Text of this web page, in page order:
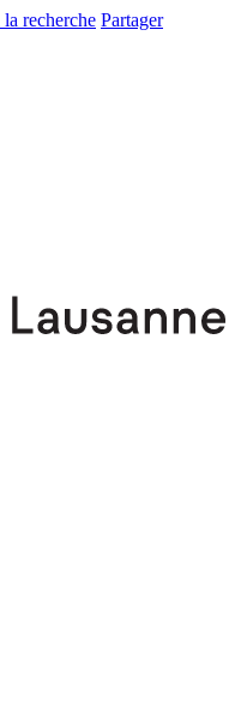
recherche Partager